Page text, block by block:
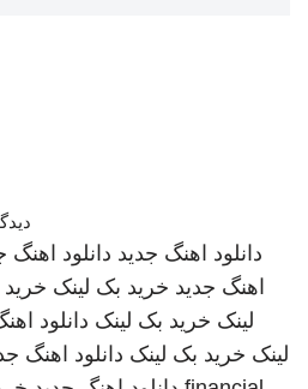
دانلود اهنگ جدید دانلود اهنگ
اهنگ جدید خرید بک لینک
لینک خرید بک لینک دانلود
لینک خرید بک لینک دانلود اهنگ